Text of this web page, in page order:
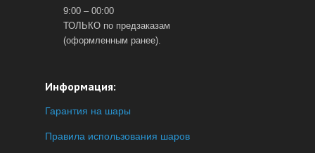
9:00 – 00:00
ТОЛЬКО по предзаказам
(оформленным ранее).
Информация:
Гарантия на шары
Правила использования шаров